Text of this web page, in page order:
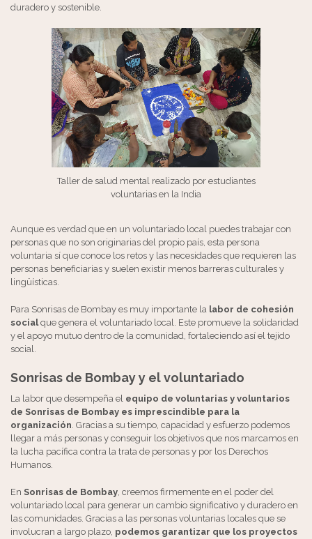
duradero y sostenible.
Taller de salud mental realizado por estudiantes
voluntarias en la India
Aunque es verdad que en un voluntariado local puedes trabajar con
personas que no son originarias del propio país, esta persona
voluntaria sí que conoce los retos y las necesidades que requieren las
personas beneficiarias y suelen existir menos barreras culturales y
lingüísticas.
Para Sonrisas de Bombay es muy importante la labor de cohesión
socialque genera el voluntariado local. Este promueve la solidaridad
y el apoyo mutuo dentro de la comunidad, fortaleciendo así el tejido
social.
Sonrisas de Bombay y el voluntariado
La labor que desempeña el equipo de voluntarias y voluntarios
de Sonrisas de Bombay es imprescindible para la
organización . Gracias a su tiempo, capacidad y esfuerzo podemos
llegar a más personas y conseguir los objetivos que nos marcamos en
la lucha pacífica contra la trata de personas y por los Derechos
Humanos.
En Sonrisas de Bombay , creemos firmemente en el poder del
voluntariado local para generar un cambio significativo y duradero en
las comunidades. Gracias a las personas voluntarias locales que se
involucran a largo plazo, podemos garantizar que los proyectos